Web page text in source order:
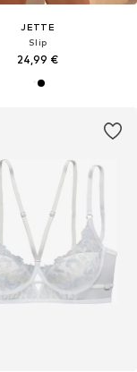
JETTE
Slip
24,99 €